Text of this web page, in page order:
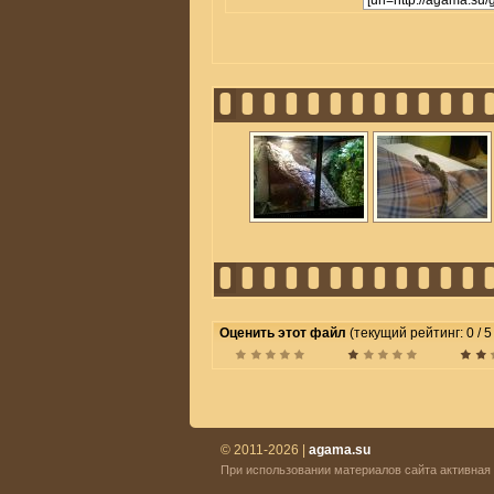
Оценить этот файл (текущий рейтинг: 0 /
© 2011-2026 | agama.su
При использовании материалов сайта